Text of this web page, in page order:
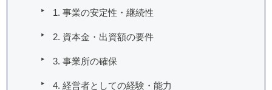
1. 事業の安定性・継続性
2. 資本金・出資額の要件
3. 事業所の確保
4. 経営者としての経験・能力